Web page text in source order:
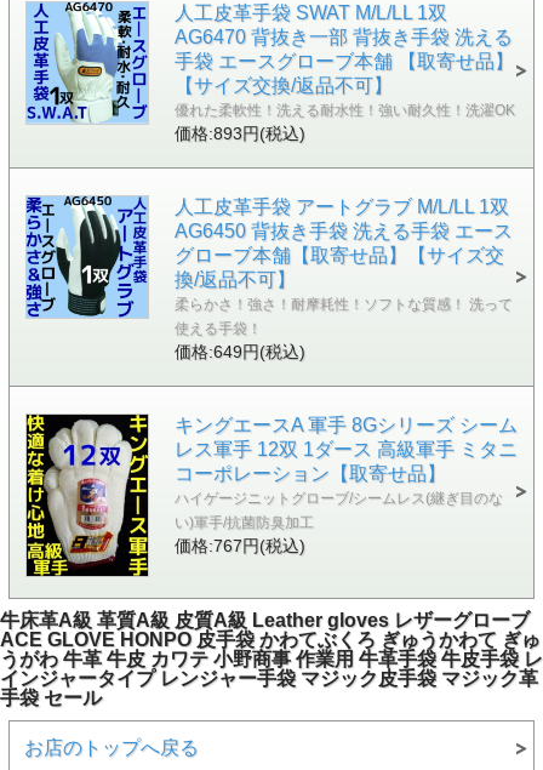
人工皮革手袋 SWAT M/L/LL 1双
AG6470 背抜き一部 背抜き手袋 洗える
手袋 エースグローブ本舗 【取寄せ品】
【サイズ交換/返品不可】
優れた柔軟性！洗える耐水性！強い耐久性！洗濯OK
価格:893円(税込)
人工皮革手袋 アートグラブ M/L/LL 1双
AG6450 背抜き手袋 洗える手袋 エース
グローブ本舗【取寄せ品】【サイズ交
換/返品不可】
柔らかさ！強さ！耐摩耗性！ソフトな質感！ 洗って
使える手袋！
価格:649円(税込)
キングエースA 軍手 8Gシリーズ シーム
レス軍手 12双 1ダース 高級軍手 ミタニ
コーポレーション【取寄せ品】
ハイゲージニットグローブ/シームレス(継ぎ目のな
い)軍手/抗菌防臭加工
価格:767円(税込)
牛床革A級 革質A級 皮質A級 Leather gloves レザーグローブ
ACE GLOVE HONPO 皮手袋 かわてぶくろ ぎゅうかわて ぎゅ
うがわ 牛革 牛皮 カワテ 小野商事 作業用 牛革手袋 牛皮手袋 レ
インジャータイプ レンジャー手袋 マジック皮手袋 マジック革
手袋 セール
お店のトップへ戻る